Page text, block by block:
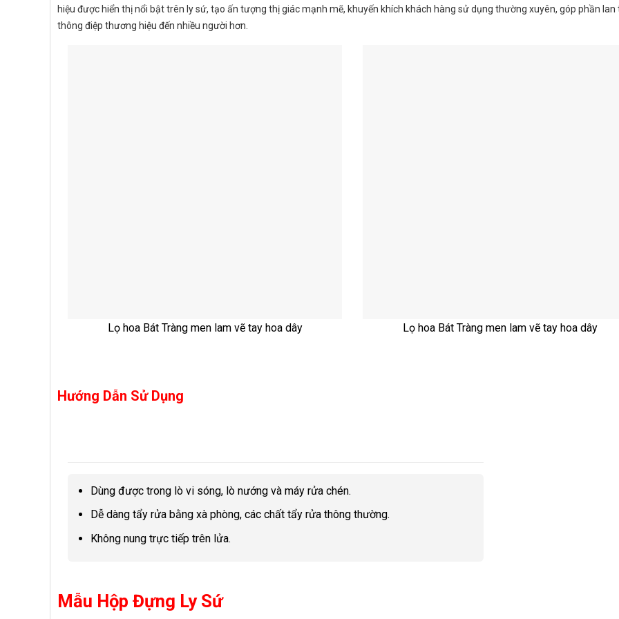
hiệu được hiển thị nổi bật trên ly sứ, tạo ấn tượng thị giác mạnh mẽ, khuyến khích khách hàng sử dụng thường xuyên, góp phần lan
thông điệp thương hiệu đến nhiều người hơn.
Lọ hoa Bát Tràng men lam vẽ tay hoa dây Lọ hoa Bát Tràng men lam vẽ tay hoa dây
Hướng Dẫn Sử Dụng
Dùng được trong lò vi sóng, lò nướng và máy rửa chén.
Dễ dàng tẩy rửa bằng xà phòng, các chất tẩy rửa thông thường.
Không nung trực tiếp trên lửa.
Mẫu Hộp Đựng Ly Sứ